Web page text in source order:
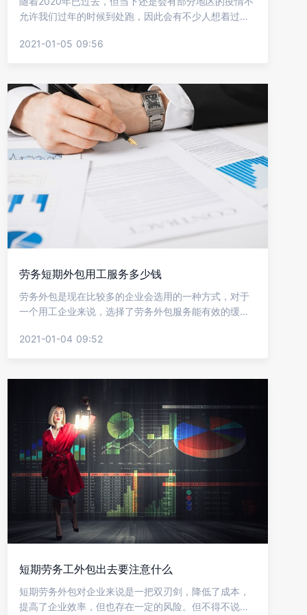
允许我们过年的时候到处跑，因此会有不少人想着过年
一笔，但又不知道要找什么样的短期工作，下面就让金
2021-01-05 09:56
劳务短期外包用工服务多少钱
劳务外包是现在比较多的企业会选用的一种方式，对于
一个用工企业来说，选择了劳务外包服务能有效的缓解
还是对于费用方面是比较关心的，下面就让金柚网来给
2021-01-04 09:52
短期劳务工外包出去要注意什么
短期劳务外包对企业来说是一把双刃剑，降低了成本，
提高了企业效率，但也存在一定的风险。但不得不说这